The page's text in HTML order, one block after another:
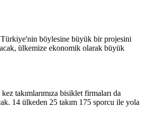
Türkiye'nin böylesine büyük bir projesini
ülkemize ekonomik olarak büyük
takımlarımıza bisiklet firmaları da
14 ülkeden 25 takım 175 sporcu ile yola